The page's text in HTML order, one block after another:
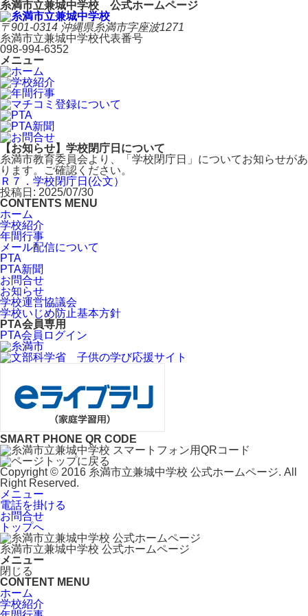
糸満市立兼城中学校 公式ホームページ
〒901-0314 沖縄県糸満市字座波1271
糸満市立兼城中学校代表番号
098-994-6352
メニュー
【お知らせ】学校閉庁日について
糸満市教育委員会より、「学校閉庁日」についてお知らせがあ
ります。ご確認ください。
Ｒ７．学校閉庁日(公文）
投稿日: 2025/07/30
CONTENTS MENU
ホーム
学校紹介
年間行事
メール配信について
PTA
PTA新聞
お問合せ
お知らせ
学校運営協議会
学校いじめ防止基本方針
PTA会員専用
PTA会員ログイン
SMART PHONE QR CODE
Copyright © 2016 糸満市立兼城中学校 公式ホームページ. All
Right Reserved.
メニュー
電話を掛ける
お問合せ
トップへ
糸満市立兼城中学校 公式ホームページ
メニュー
閉じる
CONTENT MENU
ホーム
学校紹介